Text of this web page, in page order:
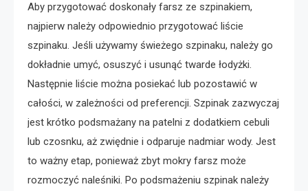
Aby przygotować doskonały farsz ze szpinakiem,
najpierw należy odpowiednio przygotować liście
szpinaku. Jeśli używamy świeżego szpinaku, należy go
dokładnie umyć, osuszyć i usunąć twarde łodyżki.
Następnie liście można posiekać lub pozostawić w
całości, w zależności od preferencji. Szpinak zazwyczaj
jest krótko podsmażany na patelni z dodatkiem cebuli
lub czosnku, aż zwiędnie i odparuje nadmiar wody. Jest
to ważny etap, ponieważ zbyt mokry farsz może
rozmoczyć naleśniki. Po podsmażeniu szpinak należy